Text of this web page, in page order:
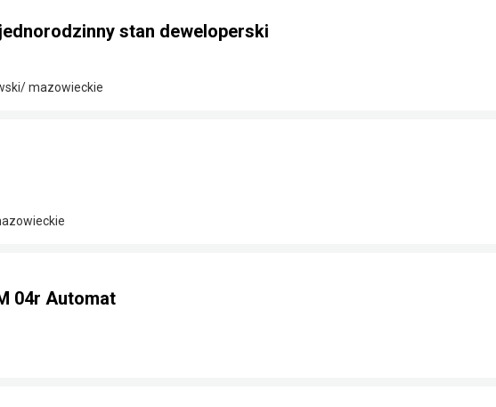
stan deweloperski
mazowieckie
04r Automat